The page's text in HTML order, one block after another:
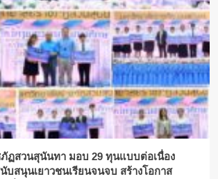
ฏสวนสุนันทา มอบ 29 ทุนแบบต่อเนื่อง
บสนุนเยาวชนเรียนจนจบ สร้างโอกาส